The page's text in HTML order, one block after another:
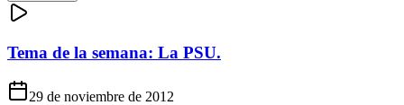
Tema de la semana: La PSU.
29 de noviembre de 2012